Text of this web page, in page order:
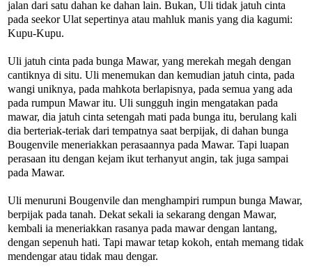
jalan dari satu dahan ke dahan lain. Bukan, Uli tidak jatuh cinta
pada seekor Ulat sepertinya atau mahluk manis yang dia kagumi:
Kupu-Kupu.
Uli jatuh cinta pada bunga Mawar, yang merekah megah dengan
cantiknya di situ. Uli menemukan dan kemudian jatuh cinta, pada
wangi uniknya, pada mahkota berlapisnya, pada semua yang ada
pada rumpun Mawar itu. Uli sungguh ingin mengatakan pada
mawar, dia jatuh cinta setengah mati pada bunga itu, berulang kali
dia berteriak-teriak dari tempatnya saat berpijak, di dahan bunga
Bougenvile meneriakkan perasaannya pada Mawar. Tapi luapan
perasaan itu dengan kejam ikut terhanyut angin, tak juga sampai
pada Mawar.
Uli menuruni Bougenvile dan menghampiri rumpun bunga Mawar,
berpijak pada tanah. Dekat sekali ia sekarang dengan Mawar,
kembali ia meneriakkan rasanya pada mawar dengan lantang,
dengan sepenuh hati. Tapi mawar tetap kokoh, entah memang tidak
mendengar atau tidak mau dengar.